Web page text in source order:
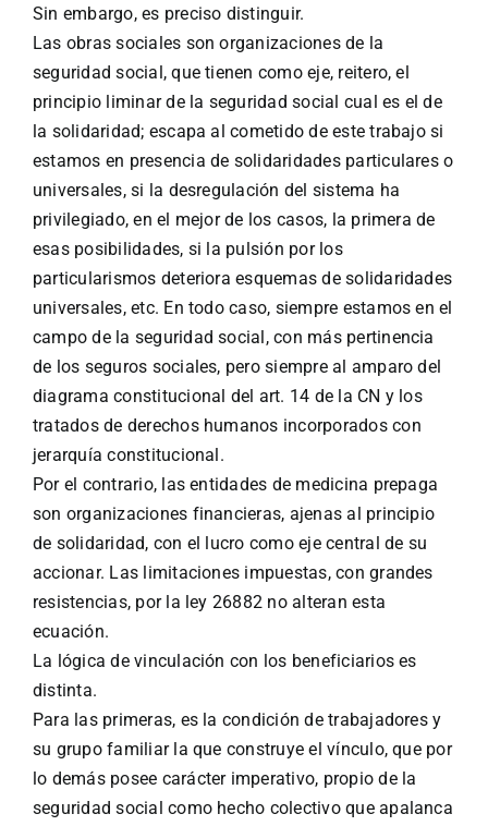
Sin embargo, es preciso distinguir.
Las obras sociales son organizaciones de la
seguridad social, que tienen como eje, reitero, el
principio liminar de la seguridad social cual es el de
la solidaridad; escapa al cometido de este trabajo si
estamos en presencia de solidaridades particulares o
universales, si la desregulación del sistema ha
privilegiado, en el mejor de los casos, la primera de
esas posibilidades, si la pulsión por los
particularismos deteriora esquemas de solidaridades
universales, etc. En todo caso, siempre estamos en el
campo de la seguridad social, con más pertinencia
de los seguros sociales, pero siempre al amparo del
diagrama constitucional del art. 14 de la CN y los
tratados de derechos humanos incorporados con
jerarquía constitucional.
Por el contrario, las entidades de medicina prepaga
son organizaciones financieras, ajenas al principio
de solidaridad, con el lucro como eje central de su
accionar. Las limitaciones impuestas, con grandes
resistencias, por la ley 26882 no alteran esta
ecuación.
La lógica de vinculación con los beneficiarios es
distinta.
Para las primeras, es la condición de trabajadores y
su grupo familiar la que construye el vínculo, que por
lo demás posee carácter imperativo, propio de la
seguridad social como hecho colectivo que apalanca